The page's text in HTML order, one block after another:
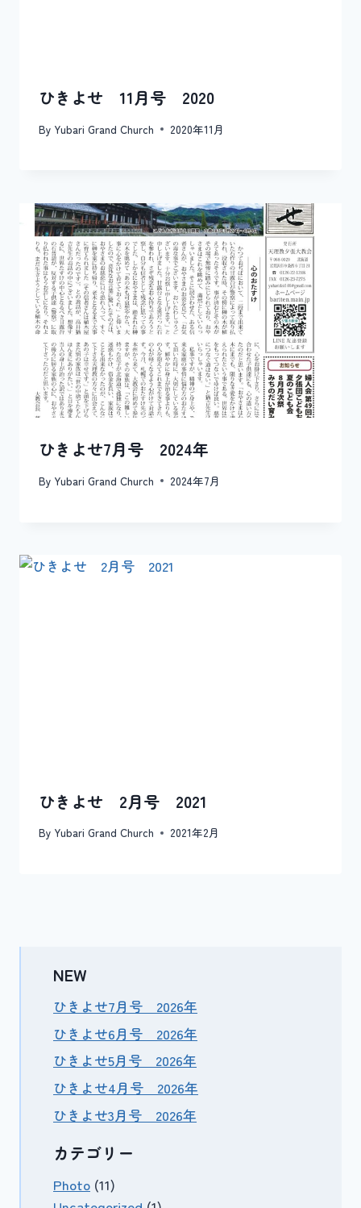
ひきよせ 11月号 2020
By Yubari Grand Church 2020年11月
ひきよせ7月号 2024年
By Yubari Grand Church 2024年7月
ひきよせ 2月号 2021
By Yubari Grand Church 2021年2月
NEW
ひきよせ7月号 2026年
ひきよせ6月号 2026年
ひきよせ5月号 2026年
ひきよせ4月号 2026年
ひきよせ3月号 2026年
カテゴリー
Photo (11)